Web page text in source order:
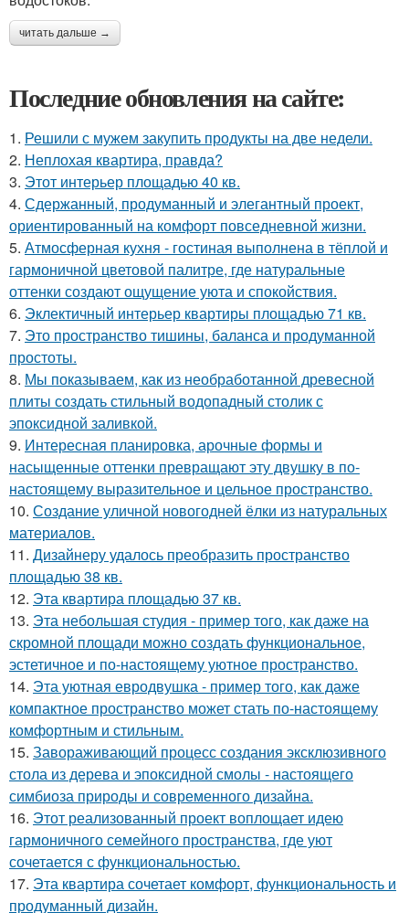
читать дальше →
Последние обновления на сайте:
1. Решили с мужем закупить продукты на две недели.
2. Неплохая квартира, правда?
3. Этот интерьер площадью 40 кв.
4. Сдержанный, продуманный и элегантный проект,
ориентированный на комфорт повседневной жизни.
5. Атмосферная кухня - гостиная выполнена в тёплой и
гармоничной цветовой палитре, где натуральные
оттенки создают ощущение уюта и спокойствия.
6. Эклектичный интерьер квартиры площадью 71 кв.
7. Это пространство тишины, баланса и продуманной
простоты.
8. Мы показываем, как из необработанной древесной
плиты создать стильный водопадный столик с
эпоксидной заливкой.
9. Интересная планировка, арочные формы и
насыщенные оттенки превращают эту двушку в по-
настоящему выразительное и цельное пространство.
10. Создание уличной новогодней ёлки из натуральных
материалов.
11. Дизайнеру удалось преобразить пространство
площадью 38 кв.
12. Эта квартира площадью 37 кв.
13. Эта небольшая студия - пример того, как даже на
скромной площади можно создать функциональное,
эстетичное и по-настоящему уютное пространство.
14. Эта уютная евродвушка - пример того, как даже
компактное пространство может стать по-настоящему
комфортным и стильным.
15. Завораживающий процесс создания эксклюзивного
стола из дерева и эпоксидной смолы - настоящего
симбиоза природы и современного дизайна.
16. Этот реализованный проект воплощает идею
гармоничного семейного пространства, где уют
сочетается с функциональностью.
17. Эта квартира сочетает комфорт, функциональность и
продуманный дизайн.